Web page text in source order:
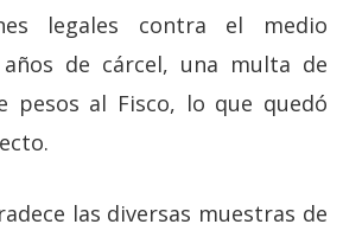
legales contra el medio
de cárcel, una multa de
pesos al Fisco, lo que quedó
las diversas muestras de